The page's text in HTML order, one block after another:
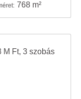
768 m²